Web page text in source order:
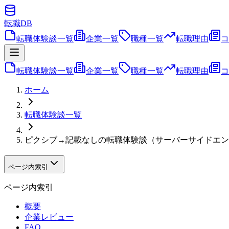
転職DB
転職体験談一覧
企業一覧 職種一覧 転職理由
転職体験談一覧 企業一覧 職種一覧 転職理由
ホーム
転職体験談一覧
ピクシブ→記載なしの転職体験談（サーバーサイドエ
ページ内索引
ページ内索引
概要
企業レビュー